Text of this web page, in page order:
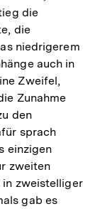
die
die
niedrigerem
auch in
Zweifel,
Zunahme
den
sprach
einzigen
zweiten
in zweistelliger
gab es